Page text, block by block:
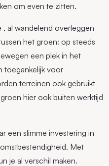
om even te zitten.
al wandelend overleggen
het groen: op steeds
een plek in het
toegankelijk voor
terreinen ook gebruikt
hier ook buiten werktijd
een slimme investering in
Met
je al verschil maken.